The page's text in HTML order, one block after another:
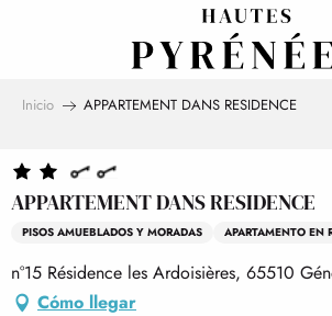
Inicio APPARTEMENT DANS RESIDENCE
APPARTEMENT DANS RESIDENCE
PISOS AMUEBLADOS Y MORADAS APARTAMENTO EN
n°15 Résidence les Ardoisières, 65510
Cómo llegar